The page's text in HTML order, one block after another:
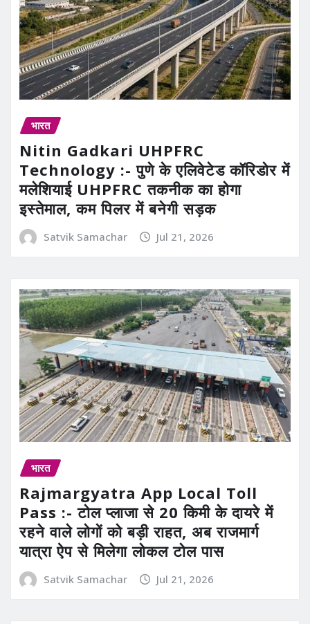
भारत
Nitin Gadkari UHPFRC
Technology :- पुणे के एलिवेटेड कॉरिडोर में
मलेशियाई UHPFRC तकनीक का होगा
इस्तेमाल, कम पिलर में बनेगी सड़क
Satvik Samachar Jul 21, 2026
भारत
Rajmargyatra App Local Toll
Pass :- टोल प्लाजा से 20 किमी के दायरे में
रहने वाले लोगों को बड़ी राहत, अब राजमार्ग
यात्रा ऐप से मिलेगा लोकल टोल पास
Satvik Samachar Jul 21, 2026